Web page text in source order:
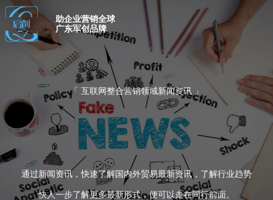
助企业营销全球
广东军创品牌
「 互联网整合营销领域新闻资讯 」
通过新闻资讯，快速了解国内外贸易最新资讯，了解行业趋势
快人一步了解更多最新形式，便可以走在同行前面。